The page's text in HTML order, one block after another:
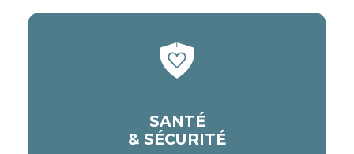
SANTÉ
& SÉCURITÉ